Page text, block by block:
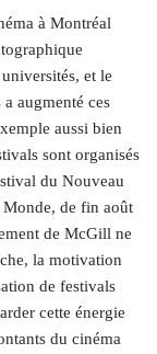
à Montréal
et le
augmenté ces
aussi bien
sont organisés
du Nouveau
de fin août
de McGill ne
la motivation
de festivals
cette énergie
du cinéma